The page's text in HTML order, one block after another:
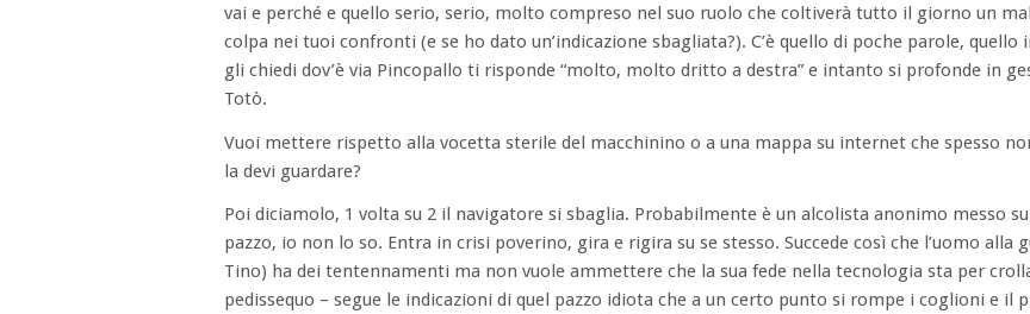
vai e perché e quello serio, serio, molto compreso nel suo ruolo che coltiverà tutto il giorno un
colpa nei tuoi confronti (e se ho dato un’indicazione sbagliata?). C’è quello di poche parole, quello
gli chiedi dov’è via Pincopallo ti risponde “molto, molto dritto a destra” e intanto si profonde in
Totò.
Vuoi mettere rispetto alla vocetta sterile del macchinino o a una mappa su internet che spesso
la devi guardare?
Poi diciamolo, 1 volta su 2 il navigatore si sbaglia. Probabilmente è un alcolista anonimo messo
pazzo, io non lo so. Entra in crisi poverino, gira e rigira su se stesso. Succede così che l’uomo alla
Tino) ha dei tentennamenti ma non vuole ammettere che la sua fede nella tecnologia sta per
pedissequo – segue le indicazioni di quel pazzo idiota che a un certo punto si rompe i coglioni e il